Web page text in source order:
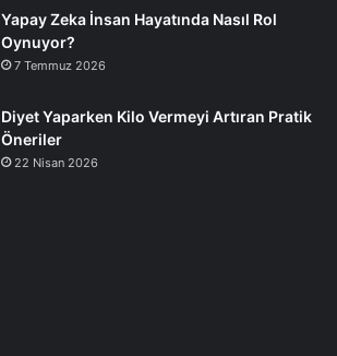
Yapay Zeka İnsan Hayatında Nasıl Rol
Oynuyor?
7 Temmuz 2026
Diyet Yaparken Kilo Vermeyi Artıran Pratik
Öneriler
22 Nisan 2026